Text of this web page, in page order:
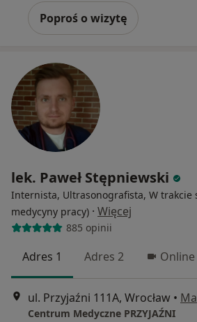
Poproś o wizytę
lek. Paweł Stępniewski
Internista, Ultrasonografista, W trakcie
medycyny pracy) · Więcej
885 opinii
Adres 1 Adres 2 Online
ul. Przyjaźni 111A, Wrocław •
Centrum Medyczne PRZYJAŹNI